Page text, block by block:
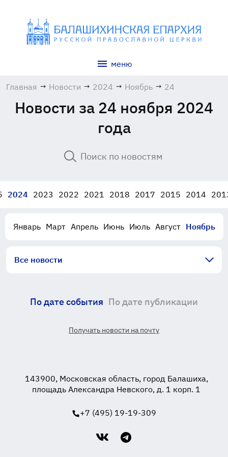
меню
Главная → Новости → 2024 → Ноябрь → 24
Новости за 24 ноября 2024
года
2024 2023 2022 2021 2018 2017 2015 2014
Январь Март Апрель Июнь Июль Август Ноябрь
Все новости
По дате события По дате публикации
Получать новости на почту
143900, Московская область, город Балашиха,
площадь Александра Невского, д. 1 корп. 1
+7 (495) 19-19-309